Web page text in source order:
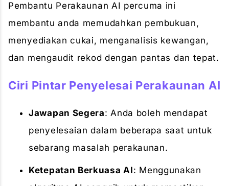
Pembantu Perakaunan AI percuma ini
membantu anda memudahkan pembukuan,
menyediakan cukai, menganalisis kewangan,
dan mengaudit rekod dengan pantas dan tepat.
Ciri Pintar Penyelesai Perakaunan AI
Jawapan Segera: Anda boleh mendapat
penyelesaian dalam beberapa saat untuk
sebarang masalah perakaunan.
Ketepatan Berkuasa AI: Menggunakan